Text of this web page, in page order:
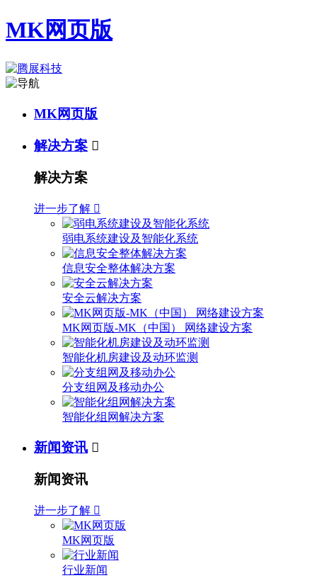
MK网页版
MK网页版
解决方案 
解决方案
进一步了解 
弱电系统建设及智能化系统
信息安全整体解决方案
安全云解决方案
MK网页版-MK（中国） 网络建设方案
智能化机房建设及动环监测
分支组网及移动办公
智能化组网解决方案
新闻资讯 
新闻资讯
进一步了解 
MK网页版
行业新闻